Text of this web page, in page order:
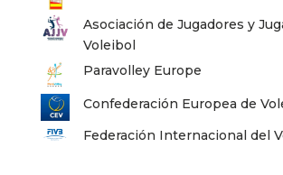
Asociación de Jugadores y
Voleibol
Paravolley Europe
Confederación Europea de
Federación Internacional del